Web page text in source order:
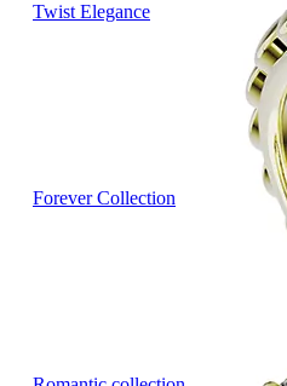
Twist Elegance
Forever Collection